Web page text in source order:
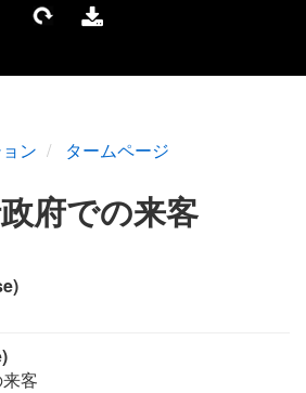
ン タームページ
府での来客
客